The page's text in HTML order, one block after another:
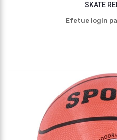
SKATE
Efetue login